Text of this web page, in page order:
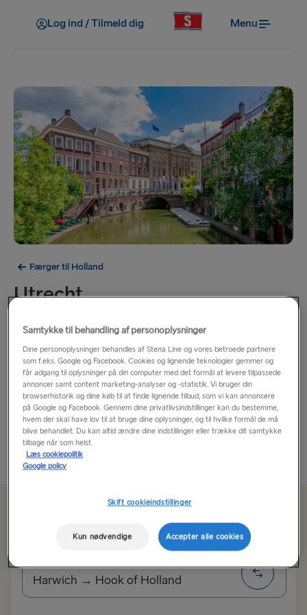
Log ind / Tilmeld dig Menu
Færger til Holland
Utrecht
Udforsk fantastiske Utrecht!
Med sin kombination af en rig historie og en dynamisk
nutid er Utrecht en særlig interessant by at besøge
med den højeste tæthed af kulturelle skatte, centrale
shoppingsteder, den største bymidte fra middelalderen
og det bedste...
Læs mere
Harwich → Hook of Holland
Samtykke til behandling af personoplysninger
Dine personoplysninger behandles af Stena Line og vores betroede partnere
som f.eks. Google og Facebook. Cookies og lignende teknologier gemmer og
får adgang til oplysninger på din computer med det formål at levere tilpassede
annoncer samt content marketing-analyser og -statistik. Vi bruger din
browserhistorik og dine køb til at finde lignende tilbud, som vi kan annoncere
på Google og Facebook. Gennem dine privatlivsindstillinger kan du bestemme,
hvem der skal have lov til at bruge dine oplysninger, og til hvilke formål de må
blive behandlet. Du kan altid ændre dine indstillinger eller trække dit samtykke
tilbage når som helst.
Læs cookiepolitik
Google policy
Skift cookieindstillinger
Kun nødvendige Accepter alle cookies